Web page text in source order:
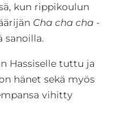
kun rippikoulun
Cha cha cha -
sanoilla.
Hassiselle tuttu ja
hänet sekä myös
vihitty